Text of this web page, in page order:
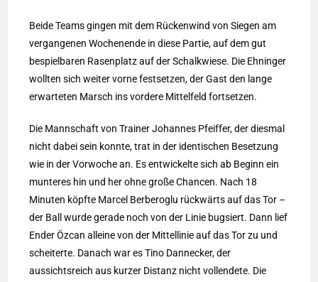
Beide Teams gingen mit dem Rückenwind von Siegen am
vergangenen Wochenende in diese Partie, auf dem gut
bespielbaren Rasenplatz auf der Schalkwiese. Die Ehninger
wollten sich weiter vorne festsetzen, der Gast den lange
erwarteten Marsch ins vordere Mittelfeld fortsetzen.
Die Mannschaft von Trainer Johannes Pfeiffer, der diesmal
nicht dabei sein konnte, trat in der identischen Besetzung
wie in der Vorwoche an. Es entwickelte sich ab Beginn ein
munteres hin und her ohne große Chancen. Nach 18
Minuten köpfte Marcel Berberoglu rückwärts auf das Tor –
der Ball wurde gerade noch von der Linie bugsiert. Dann lief
Ender Özcan alleine von der Mittellinie auf das Tor zu und
scheiterte. Danach war es Tino Dannecker, der
aussichtsreich aus kurzer Distanz nicht vollendete. Die